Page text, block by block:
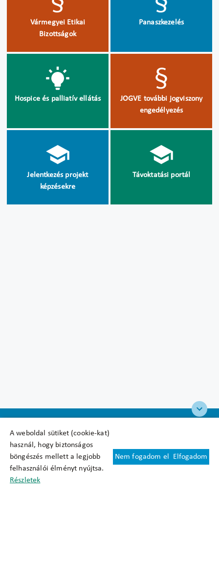
A weboldal sütiket (cookie-kat)
használ, hogy biztonságos
böngészés mellett a legjobb
felhasználói élményt nyújtsa.
Részletek
Nem fogadom el Elfogadom
Vármegyei Etikai
Bizottságok
Panaszkezelés
Hospice és palliatív ellátás
JOGVE további jogviszony
engedélyezés
Jelentkezés projekt
képzésekre
Távoktatási portál
Felhasználási feltételek